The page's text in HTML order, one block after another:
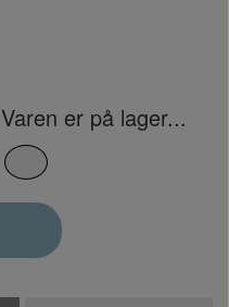
Varen er på lager...